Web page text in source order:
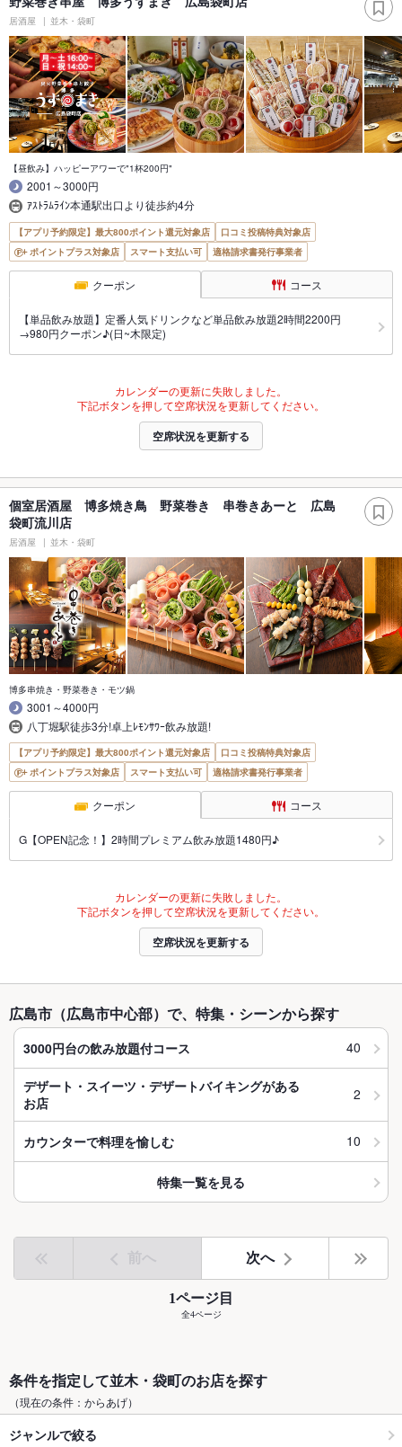
居酒屋 並木・袋町
【昼飲み】ハッピーアワーで"1杯200円"
2001～3000円
ｱｽﾄﾗﾑﾗｲﾝ本通駅出口より徒歩約4分
【アプリ予約限定】最大800ポイント還元対象店
口コミ投稿特典対象店
ポイントプラス対象店
スマート支払い可 適格請求書発行事業者
クーポン コース
【単品飲み放題】定番人気ドリンクなど単品飲み放題2時間2200円
→980円クーポン♪(日~木限定)
カレンダーの更新に失敗しました。
下記ボタンを押して空席状況を更新してください。
空席状況を更新する
個室居酒屋 博多焼き鳥 野菜巻き 串巻きあーと 広島
袋町流川店
居酒屋 並木・袋町
博多串焼き・野菜巻き・モツ鍋
3001～4000円
八丁堀駅徒歩3分!卓上ﾚﾓﾝｻﾜｰ飲み放題!
【アプリ予約限定】最大800ポイント還元対象店
口コミ投稿特典対象店
ポイントプラス対象店
スマート支払い可 適格請求書発行事業者
クーポン コース
G【OPEN記念！】2時間プレミアム飲み放題1480円♪
カレンダーの更新に失敗しました。
下記ボタンを押して空席状況を更新してください。
空席状況を更新する
広島市（広島市中心部）で、特集・シーンから探す
3000円台の飲み放題付コース 40
デザート・スイーツ・デザートバイキングがある
お店
2
カウンターで料理を愉しむ 10
特集一覧を見る
前へ 次へ
1ページ目
全4ページ
条件を指定して並木・袋町のお店を探す
（現在の条件：からあげ）
ジャンルで絞る